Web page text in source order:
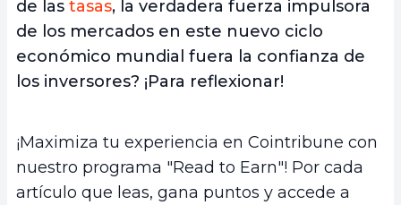
de las tasas, la verdadera fuerza impulsora
de los mercados en este nuevo ciclo
económico mundial fuera la confianza de
los inversores? ¡Para reflexionar!
¡Maximiza tu experiencia en Cointribune con
nuestro programa "Read to Earn"! Por cada
artículo que leas, gana puntos y accede a